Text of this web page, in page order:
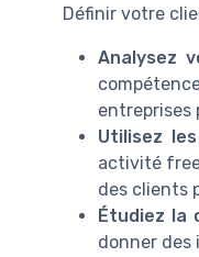
Définir votre
Analysez
entreprises
Utilisez
activité
des clients
Étudiez la
donner des